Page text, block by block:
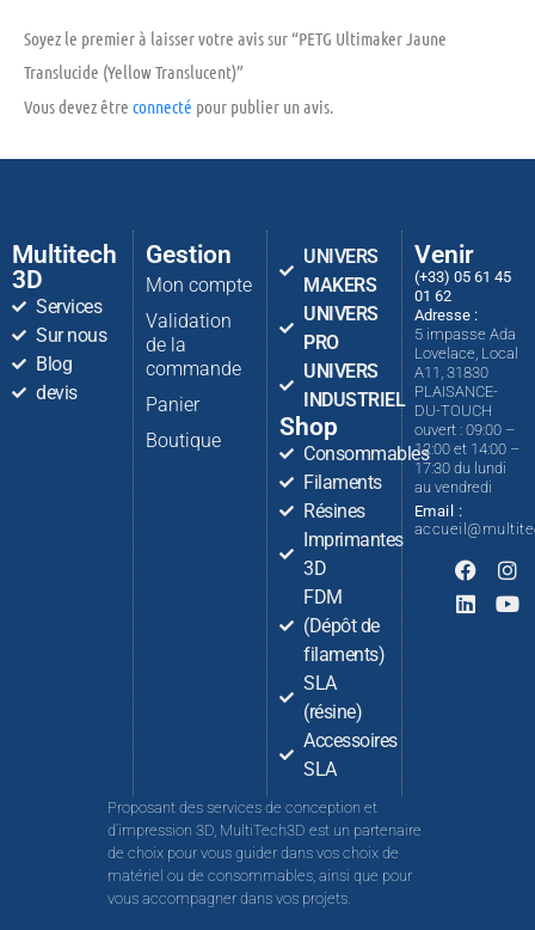
Soyez le premier à laisser votre avis sur “PETG Ultimaker Jaune
Translucide (Yellow Translucent)”
Vous devez être connecté pour publier un avis.
Multitech
3D
Services
Sur nous
Blog
devis
Gestion
Mon compte
Validation
de la
commande
Panier
Boutique
UNIVERS
MAKERS
UNIVERS
PRO
UNIVERS
INDUSTRIEL
Shop
Consommables
Filaments
Résines
Imprimantes
3D
FDM
(Dépôt de
filaments)
SLA
(résine)
Accessoires
SLA
Venir
(+33) 05 61 45
01 62
Adresse :
5 impasse Ada
Lovelace, Local
A11, 31830
PLAISANCE-
DU-TOUCH
ouvert : 09:00 –
12:00 et 14:00 –
17:30 du lundi
au vendredi
Email :
Proposant des services de conception et
d’impression 3D, MultiTech3D est un partenaire
de choix pour vous guider dans vos choix de
matériel ou de consommables, ainsi que pour
vous accompagner dans vos projets.